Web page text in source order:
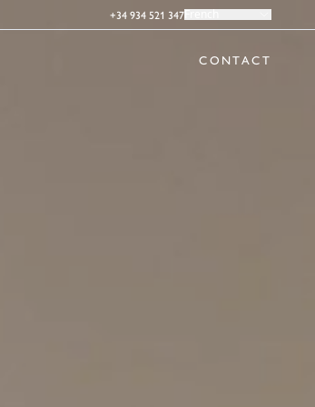
+34 934 521 347French
CONTACT